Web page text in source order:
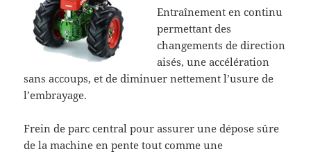
Entraînement en continu
permettant des
changements de direction
aisés, une accélération
sans accoups, et de diminuer nettement l’usure de
l’embrayage.
Frein de parc central pour assurer une dépose sûre
de la machine en pente tout comme une